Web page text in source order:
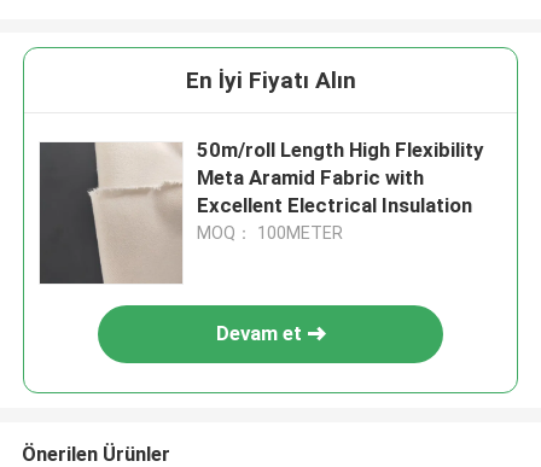
En İyi Fiyatı Alın
50m/roll Length High Flexibility
Meta Aramid Fabric with
Excellent Electrical Insulation
MOQ： 100METER
Devam et
Önerilen Ürünler